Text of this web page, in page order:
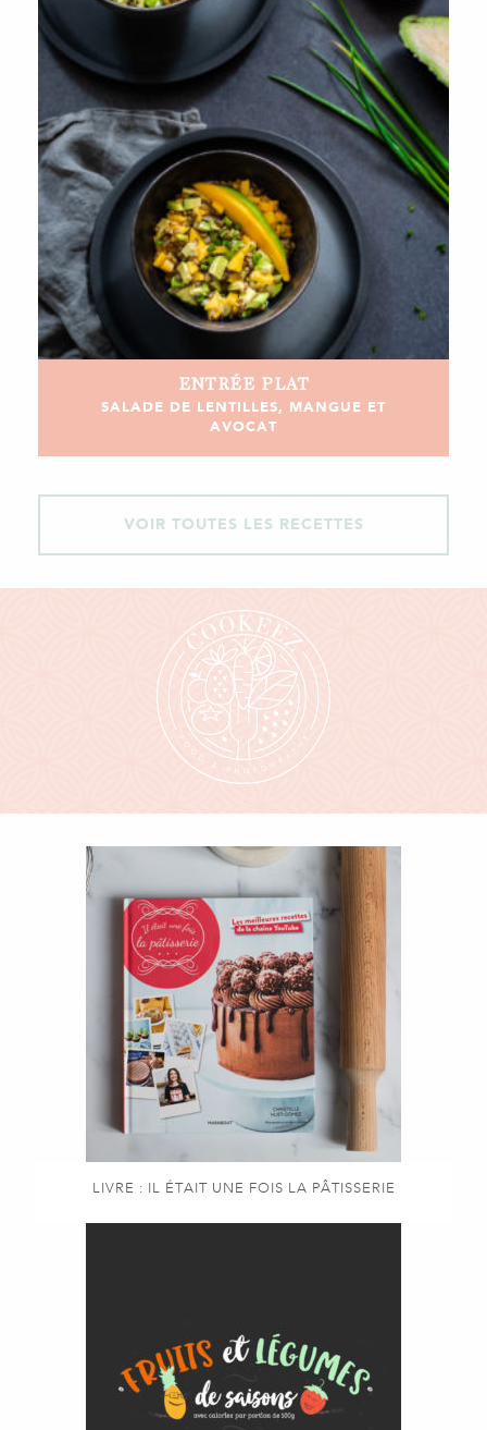
ENTRÉE PLAT
SALADE DE LENTILLES, MANGUE ET
AVOCAT
VOIR TOUTES LES RECETTES
LIVRE : IL ÉTAIT UNE FOIS LA PÂTISSERIE